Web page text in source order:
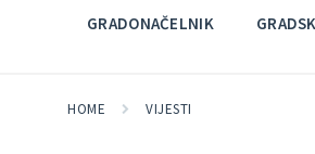
GRADONAČELNIK
HOME VIJESTI